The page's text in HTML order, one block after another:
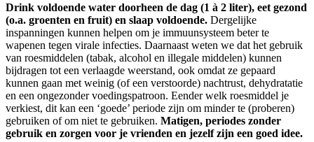
Drink voldoende water doorheen de dag (1 à 2 liter), eet gezond
(o.a. groenten en fruit) en slaap voldoende. Dergelijke
inspanningen kunnen helpen om je immuunsysteem beter te
wapenen tegen virale infecties. Daarnaast weten we dat het gebruik
van roesmiddelen (tabak, alcohol en illegale middelen) kunnen
bijdragen tot een verlaagde weerstand, ook omdat ze gepaard
kunnen gaan met weinig (of een verstoorde) nachtrust, dehydratatie
en een ongezonder voedingspatroon. Eender welk roesmiddel je
verkiest, dit kan een ‘goede’ periode zijn om minder te (proberen)
gebruiken of om niet te gebruiken. Matigen, periodes zonder
gebruik en zorgen voor je vrienden en jezelf zijn een goed idee.